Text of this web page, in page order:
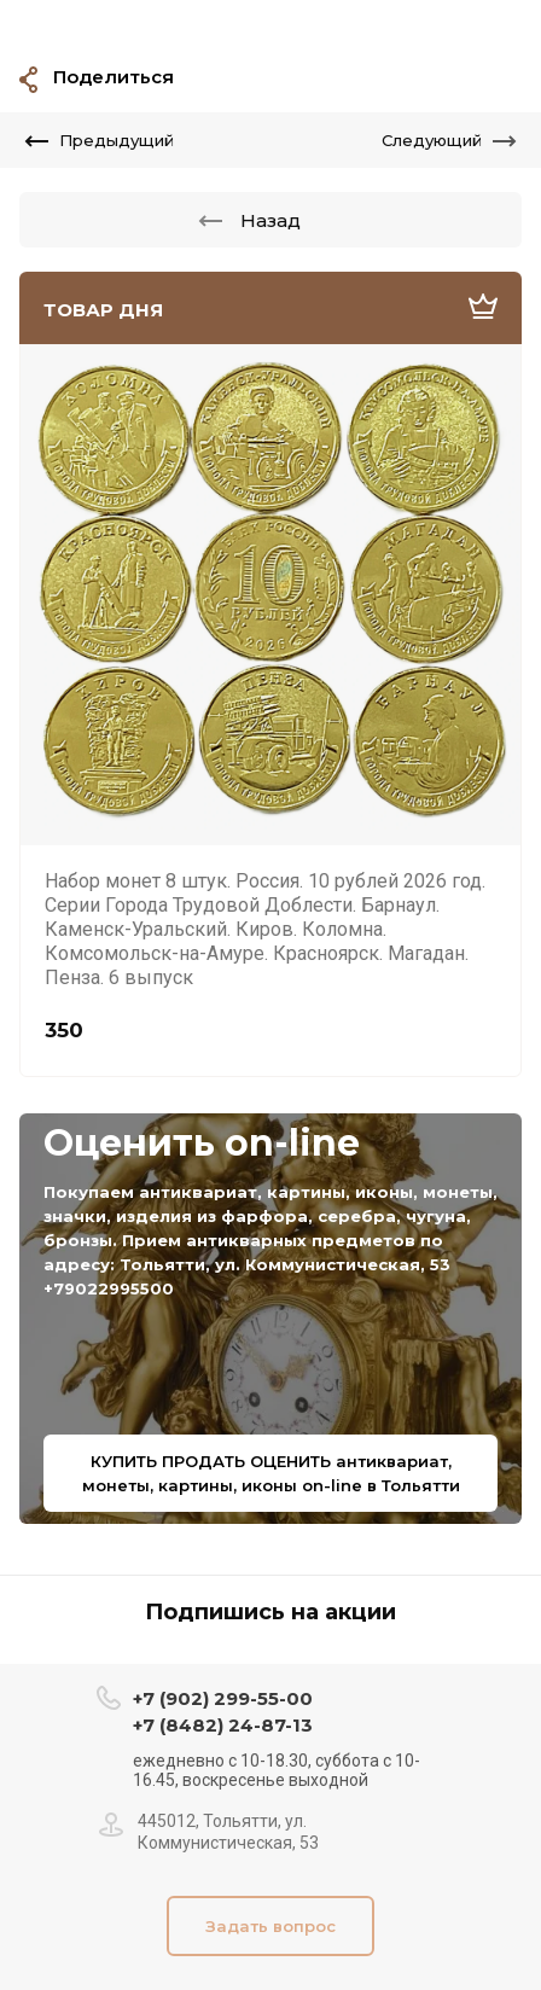
ТОВАР ДНЯ
Набор монет 8 штук. Россия. 10 рублей 2026 год.
Серии Города Трудовой Доблести. Барнаул.
Каменск-Уральский. Киров. Коломна.
Комсомольск-на-Амуре. Красноярск. Магадан.
Пенза. 6 выпуск
350
Оценить on-line
Покупаем антиквариат, картины, иконы, монеты,
значки, изделия из фарфора, серебра, чугуна,
бронзы. Прием антикварных предметов по
адресу: Тольятти, ул. Коммунистическая, 53
+79022995500
КУПИТЬ ПРОДАТЬ ОЦЕНИТЬ антиквариат,
монеты, картины, иконы on-line в Тольятти
Поделиться
Предыдущий Следующий
Назад
Подпишись на акции
+7 (902) 299-55-00
+7 (8482) 24-87-13
ежедневно с 10-18.30, суббота с 10-
16.45, воскресенье выходной
445012, Тольятти, ул.
Коммунистическая, 53
Задать вопрос